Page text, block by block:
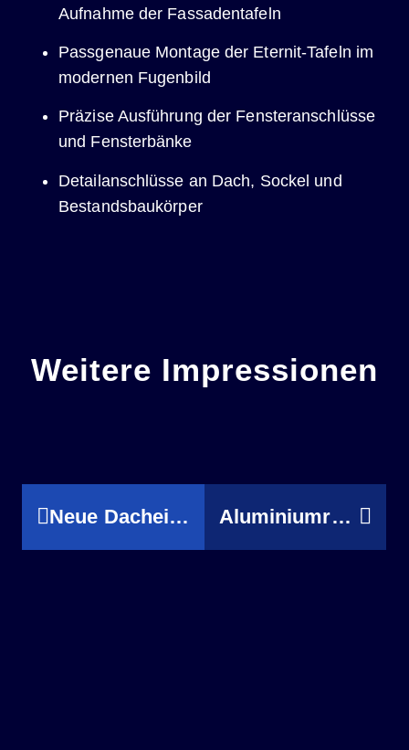
Aufnahme der Fassadentafeln
Passgenaue Montage der Eternit-Tafeln im
modernen Fugenbild
Präzise Ausführung der Fensteranschlüsse
und Fensterbänke
Detailanschlüsse an Dach, Sockel und
Bestandsbaukörper
Weitere Impressionen
Neue Dacheindeckung Rentaco Residenz Aluminiumrautendach mit Aluminium Stehfalz